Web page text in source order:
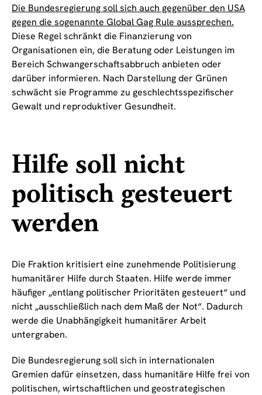
Die Bundesregierung soll sich auch gegenüber den USA
gegen die sogenannte Global Gag Rule aussprechen.
Diese Regel schränkt die Finanzierung von
Organisationen ein, die Beratung oder Leistungen im
Bereich Schwangerschaftsabbruch anbieten oder
darüber informieren. Nach Darstellung der Grünen
schwächt sie Programme zu geschlechtsspezifischer
Gewalt und reproduktiver Gesundheit.
Hilfe soll nicht
politisch gesteuert
werden
Die Fraktion kritisiert eine zunehmende Politisierung
humanitärer Hilfe durch Staaten. Hilfe werde immer
häufiger „entlang politischer Prioritäten gesteuert“ und
nicht „ausschließlich nach dem Maß der Not“. Dadurch
werde die Unabhängigkeit humanitärer Arbeit
untergraben.
Die Bundesregierung soll sich in internationalen
Gremien dafür einsetzen, dass humanitäre Hilfe frei von
politischen, wirtschaftlichen und geostrategischen